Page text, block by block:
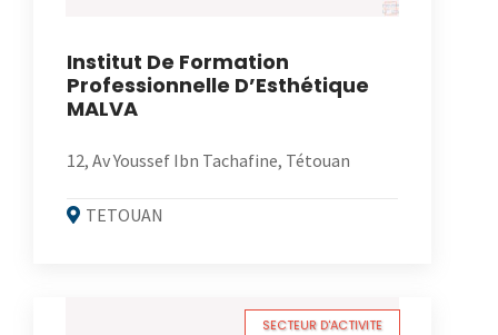
Institut De Formation
Professionnelle D’Esthétique
MALVA
12, Av Youssef Ibn Tachafine, Tétouan
TETOUAN
SECTEUR D'ACTIVITE